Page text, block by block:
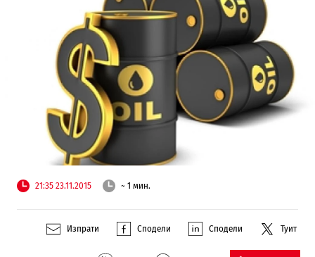
21:35 23.11.2015 ~ 1 мин.
Изпрати Сподели Сподели Туит